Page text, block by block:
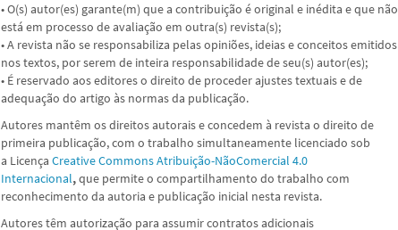
• O(s) autor(es) garante(m) que a contribuição é original e inédita e que não
está em processo de avaliação em outra(s) revista(s);
• A revista não se responsabiliza pelas opiniões, ideias e conceitos emitidos
nos textos, por serem de inteira responsabilidade de seu(s) autor(es);
• É reservado aos editores o direito de proceder ajustes textuais e de
adequação do artigo às normas da publicação.
Autores mantêm os direitos autorais e concedem à revista o direito de
primeira publicação, com o trabalho simultaneamente licenciado sob
a LicençaCreative Commons Atribuição-NãoComercial 4.0
Internacional,que permite o compartilhamento do trabalho com
reconhecimento da autoria e publicação inicial nesta revista.
Autores têm autorização para assumir contratos adicionais